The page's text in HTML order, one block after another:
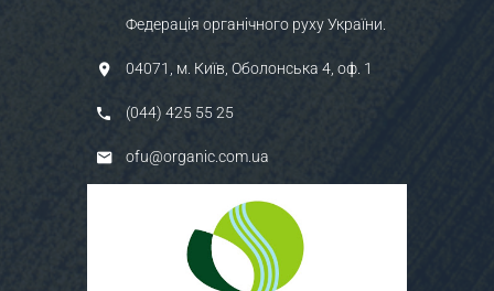
Федерація органічного руху України.
04071, м. Київ, Оболонська 4, оф. 1
(044) 425 55 25
ofu@organic.com.ua